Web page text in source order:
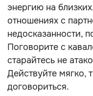
энергию на
отношениях с
недосказанности,
Поговорите с
старайтесь не
Действуйте мягко,
договориться.